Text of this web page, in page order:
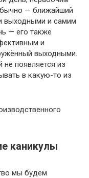
— ближайший
выходными и самим
— его также
и
выходными.
появляется из
в какую-то из
каникулы
мы будем